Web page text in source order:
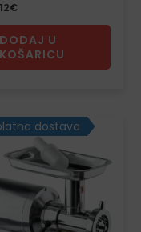
€
DODAJ U
KOŠARICU
dostava